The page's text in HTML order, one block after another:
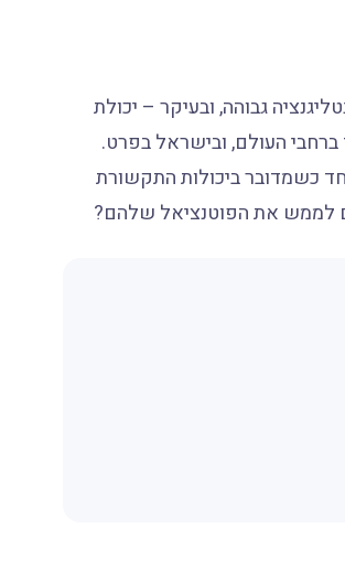
גבוהה, ובעיקר – יכולת
ברחבי העולם, ובישראל בפרט.
כשמדובר ביכולות התקשורת
לממש את הפוטנציאל שלהם?